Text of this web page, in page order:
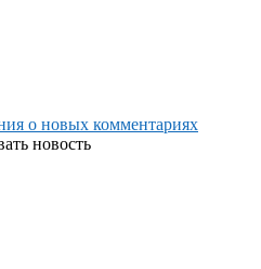
о новых комментариях
новость